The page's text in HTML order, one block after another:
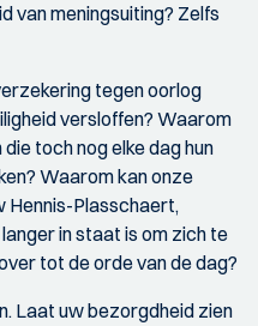
van meningsuiting? Zelfs
tegen oorlog
versloffen? Waarom
toch nog elke dag hun
Waarom kan onze
Hennis-Plasschaert,
in staat is om zich te
tot de orde van de dag?
Laat uw bezorgdheid zien